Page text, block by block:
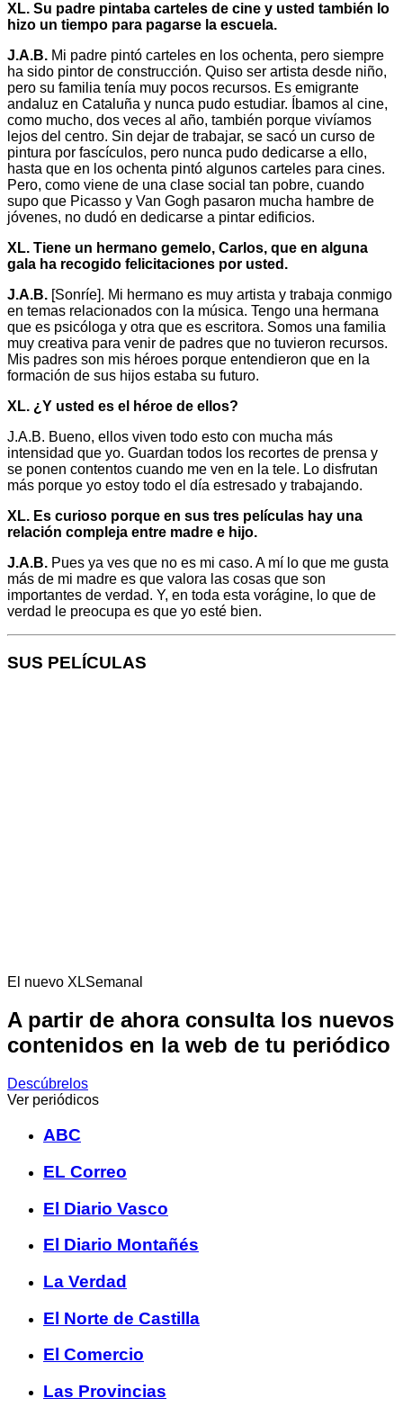
XL. Su padre pintaba carteles de cine y usted también lo
hizo un tiempo para pagarse la escuela.
J.A.B. Mi padre pintó carteles en los ochenta, pero siempre
ha sido pintor de construcción. Quiso ser artista desde niño,
pero su familia tenía muy pocos recursos. Es emigrante
andaluz en Cataluña y nunca pudo estudiar. Íbamos al cine,
como mucho, dos veces al año, también porque vivíamos
lejos del centro. Sin dejar de trabajar, se sacó un curso de
pintura por fascículos, pero nunca pudo dedicarse a ello,
hasta que en los ochenta pintó algunos carteles para cines.
Pero, como viene de una clase social tan pobre, cuando
supo que Picasso y Van Gogh pasaron mucha hambre de
jóvenes, no dudó en dedicarse a pintar edificios.
XL. Tiene un hermano gemelo, Carlos, que en alguna
gala ha recogido felicitaciones por usted.
J.A.B. [Sonríe]. Mi hermano es muy artista y trabaja conmigo
en temas relacionados con la música. Tengo una hermana
que es psicóloga y otra que es escritora. Somos una familia
muy creativa para venir de padres que no tuvieron recursos.
Mis padres son mis héroes porque entendieron que en la
formación de sus hijos estaba su futuro.
XL. ¿Y usted es el héroe de ellos?
J.A.B. Bueno, ellos viven todo esto con mucha más
intensidad que yo. Guardan todos los recortes de prensa y
se ponen contentos cuando me ven en la tele. Lo disfrutan
más porque yo estoy todo el día estresado y trabajando.
XL. Es curioso porque en sus tres películas hay una
relación compleja entre madre e hijo.
J.A.B. Pues ya ves que no es mi caso. A mí lo que me gusta
más de mi madre es que valora las cosas que son
importantes de verdad. Y, en toda esta vorágine, lo que de
verdad le preocupa es que yo esté bien.
SUS PELÍCULAS
El nuevo XLSemanal
A partir de ahora consulta los nuevos
contenidos en la web de tu periódico
Descúbrelos
Ver periódicos
ABC
EL Correo
El Diario Vasco
El Diario Montañés
La Verdad
El Norte de Castilla
El Comercio
Las Provincias